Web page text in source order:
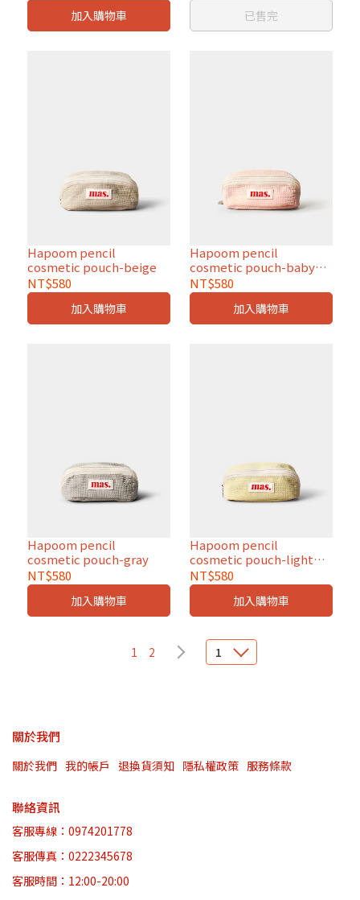
加入購物車 已售完
Hapoom pencil
cosmetic pouch-beige
NT$580
加入購物車
Hapoom pencil
cosmetic pouch-baby
pink
NT$580
加入購物車
Hapoom pencil
cosmetic pouch-gray
NT$580
加入購物車
Hapoom pencil
cosmetic pouch-light
yellow
NT$580
加入購物車
1 2 1
關於我們
關於我們 我的帳戶 退換貨須知 隱私權政策 服務條款
聯絡資訊
客服專線：0974201778
客服傳真：0222345678
客服時間：12:00-20:00